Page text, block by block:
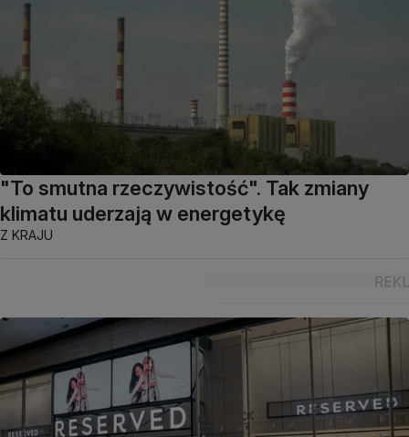
"To smutna rzeczywistość". Tak zmiany
klimatu uderzają w energetykę
Z KRAJU